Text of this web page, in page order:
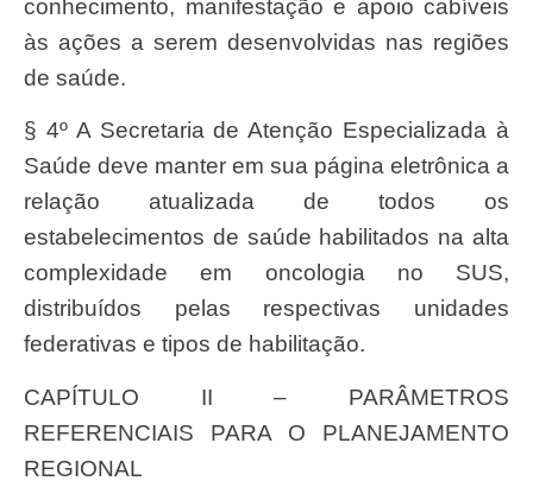
conhecimento, manifestação e apoio cabíveis
às ações a serem desenvolvidas nas regiões
de saúde.
§ 4º A Secretaria de Atenção Especializada à
Saúde deve manter em sua página eletrônica a
relação atualizada de todos os
estabelecimentos de saúde habilitados na alta
complexidade em oncologia no SUS,
distribuídos pelas respectivas unidades
federativas e tipos de habilitação.
CAPÍTULO II – PARÂMETROS
REFERENCIAIS PARA O PLANEJAMENTO
REGIONAL